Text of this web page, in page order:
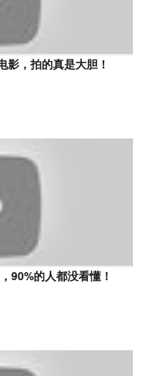
影，拍的真是大胆！
90%的人都没看懂！